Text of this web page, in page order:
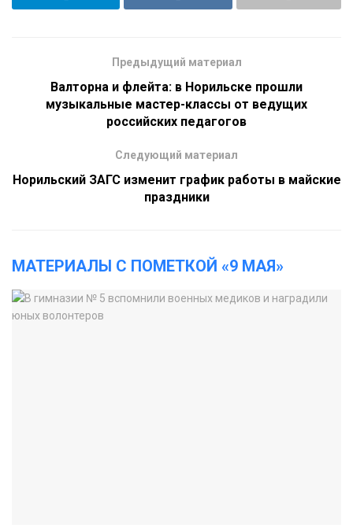
Предыдущий материал
Валторна и флейта: в Норильске прошли
музыкальные мастер-классы от ведущих
российских педагогов
Следующий материал
Норильский ЗАГС изменит график работы в майские
праздники
МАТЕРИАЛЫ С ПОМЕТКОЙ «9 МАЯ»